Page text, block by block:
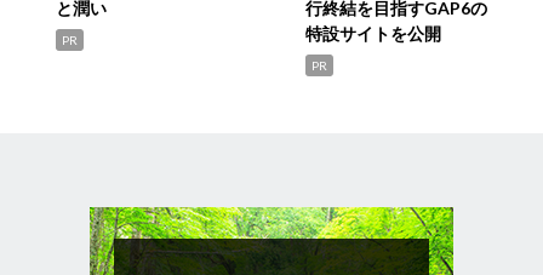
と潤い
PR
行終結を目指すGAP6の
特設サイトを公開
PR